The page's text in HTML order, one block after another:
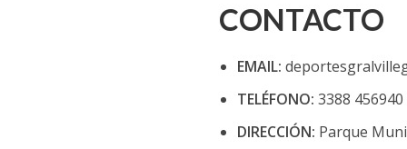
CONTACTO
EMAIL:
TELÉFONO: 3388 456940
DIRECCIÓN: Parque